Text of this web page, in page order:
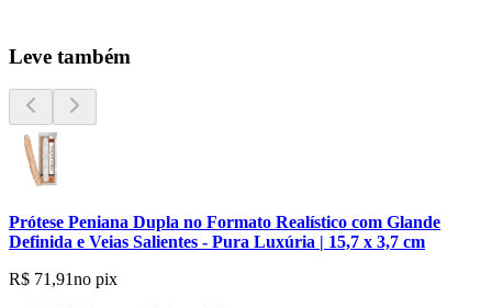
Leve também
Prótese Peniana Dupla no Formato Realístico com Glande
Definida e Veias Salientes - Pura Luxúria | 15,7 x 3,7 cm
R$ 71,91no pix